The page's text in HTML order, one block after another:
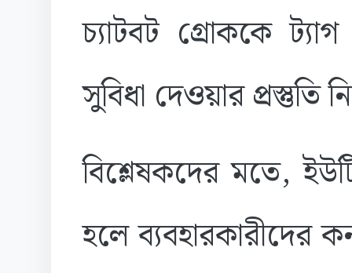
চ্যাটবট গ্রোককে
সুবিধা দেওয়ার প্রস্তুতি
বিশ্লেষকদের মতে,
হলে ব্যবহারকারীদের